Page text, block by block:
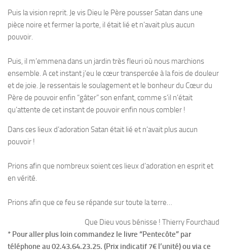
Puis la vision reprit. Je vis Dieu le Père pousser Satan dans une
pièce noire et fermer la porte, il était lié et n’avait plus aucun
pouvoir.
Puis, il m’emmena dans un jardin très fleuri où nous marchions
ensemble. A cet instant j’eu le cœur transpercée à la fois de douleur
et de joie. Je ressentais le soulagement et le bonheur du Cœur du
Père de pouvoir enfin “gâter” son enfant, comme s’il n’était
qu’attente de cet instant de pouvoir enfin nous combler !
Dans ces lieux d’adoration Satan était lié et n’avait plus aucun
pouvoir !
Prions afin que nombreux soient ces lieux d’adoration en esprit et
en vérité.
Prions afin que ce feu se répande sur toute la terre…
Que Dieu vous bénisse ! Thierry Fourchaud
* Pour aller plus loin commandez le livre “Pentecôte” par
téléphone au 02.43.64.23.25. (Prix indicatif 7€ l’unité) ou via ce